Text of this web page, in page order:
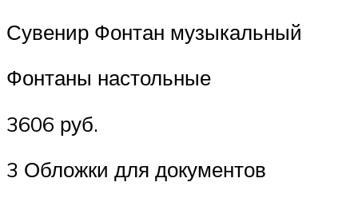
Сувенир Фонтан музыкальный
Фонтаны настольные
3606 руб.
3 Обложки для документов